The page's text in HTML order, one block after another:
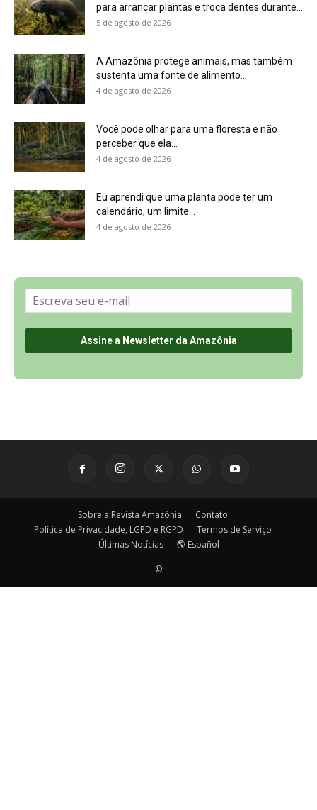
para arrancar plantas e troca dentes durante...
5 de agosto de 2026
A Amazônia protege animais, mas também
sustenta uma fonte de alimento...
4 de agosto de 2026
Você pode olhar para uma floresta e não
perceber que ela...
4 de agosto de 2026
Eu aprendi que uma planta pode ter um
calendário, um limite...
4 de agosto de 2026
Sobre a Revista Amazônia
Contato
Política de Privacidade, LGPD e RGPD
Termos de Serviço
Últimas Notícias
🌎 Español
©